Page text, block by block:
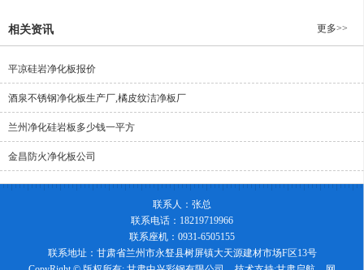
相关资讯 更多>>
平凉硅岩净化板报价
酒泉不锈钢净化板生产厂,橘皮纹洁净板厂
兰州净化硅岩板多少钱一平方
金昌防火净化板公司
联系人：张总
联系电话：18219719966
联系座机：0931-6505155
联系地址：甘肃省兰州市永豋县树屏镇大天源建材市场F区13号